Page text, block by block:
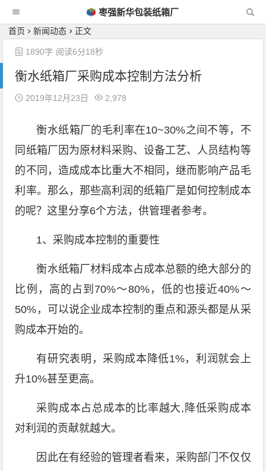
枣强新华包装纸箱厂
首页 新闻动态 正文
衡水纸箱厂采购成本控制方法分析
2019年12月23日 2,978
1890字 阅读6分18秒
衡水纸箱厂的毛利率在10~30%之间不等，不
同纸箱厂因为原材料采购、设备工艺、人员结构等
的不同，造成成本比重大不相同，继而影响产品毛
利率。那么，那些高利润的纸箱厂是如何控制成本
的呢？这里分享6个方法，供管理者参考。
1、采购成本控制的重要性
衡水纸箱厂材料成本占成本总额的绝大部分的
比例，高的占到70%～80%，低的也接近40%～
50%，可以说企业成本控制的重点和源头都是从采
购成本开始的。
有研究表明，采购成本降低1%，利润就会上
升10%甚至更高。
采购成本占总成本的比率越大,降低采购成本
对利润的贡献就越大。
因此在有经验的管理者看来，采购部门不仅仅